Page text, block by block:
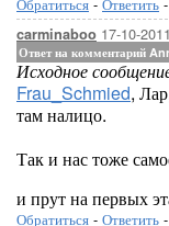
carminaboo 17-10-
Ответ на комментарий
Исходное
Frau_Schmied,
там налицо.
Так и нас тоже
и прут на первых
Обратиться - Ответить -